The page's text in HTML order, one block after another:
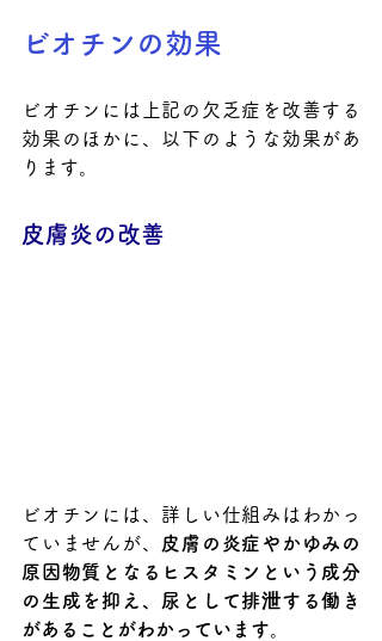
ビオチンの効果
ビオチンには上記の欠乏症を改善する
効果のほかに、以下のような効果があ
ります。
皮膚炎の改善
ビオチンには、詳しい仕組みはわかっ
ていませんが、 皮膚の炎症やかゆみの
原因物質となるヒスタミンという成分
の生成を抑え、尿として排泄する働き
があることがわかっています。